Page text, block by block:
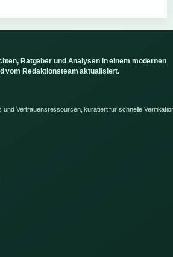
Ratgeber und Analysen in einem modernen
vom Redaktionsteam aktualisiert.
und Vertrauensressourcen, kuratiert fur schnelle